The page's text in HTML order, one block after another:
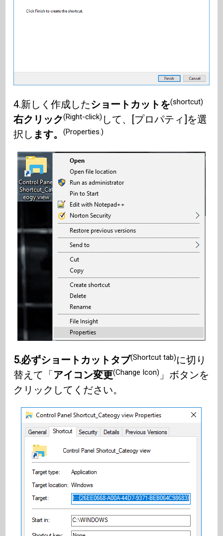
4.新しく作成したショートカットを(shortcut)
右クリック(Right-click) して、[プロパティ]を選
択し ます。(Properties.)
5.必ずショートカットタブ(Shortcut tab)に切り
替えて「アイコン変更(Change Icon) 」ボタンを
クリックしてください。